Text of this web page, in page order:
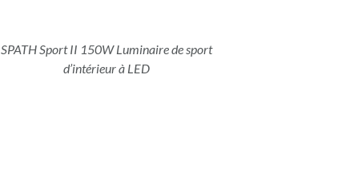
SPATH Sport II 150W Luminaire de sport
d’intérieur à LED